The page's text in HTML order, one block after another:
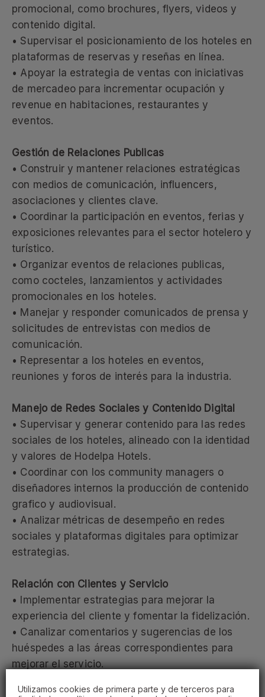
Utilizamos cookies de primera parte y de terceros para
promocional, como brochures, flyers, videos y
contenido digital.
• Supervisar el posicionamiento de los hoteles en
plataformas de reservas y reseñas en línea.
• Apoyar la estrategia de ventas con iniciativas
de mercadeo para incrementar ocupación y
revenue en habitaciones, restaurantes y
eventos.
Gestión de Relaciones Publicas
• Construir y mantener relaciones estratégicas
con medios de comunicación, influencers,
asociaciones y clientes clave.
• Coordinar la participación en eventos, ferias y
exposiciones relevantes para el sector hotelero y
turístico.
• Organizar eventos de relaciones publicas,
como cocteles, lanzamientos y actividades
promocionales en los hoteles.
• Manejar y responder comunicados de prensa y
solicitudes de entrevistas con medios de
comunicación.
• Representar a los hoteles en eventos,
reuniones y foros de interés para la industria.
Manejo de Redes Sociales y Contenido Digital
• Supervisar y generar contenido para las redes
sociales de los hoteles, alineado con la identidad
y valores de Hodelpa Hotels.
• Coordinar con los community managers o
diseñadores internos la producción de contenido
grafico y audiovisual.
• Analizar métricas de desempeño en redes
sociales y plataformas digitales para optimizar
estrategias.
Relación con Clientes y Servicio
• Implementar estrategias para mejorar la
experiencia del cliente y fomentar la fidelización.
• Canalizar comentarios y sugerencias de los
huéspedes a las áreas correspondientes para
mejorar el servicio.